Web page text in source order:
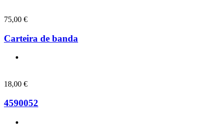
75,00 €
Carteira de banda
18,00 €
4590052